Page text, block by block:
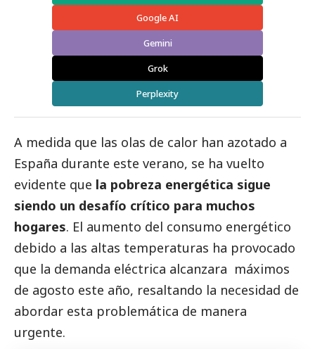
Google AI
Gemini
Grok
Perplexity
A medida que las olas de calor han azotado a
España durante este verano, se ha vuelto
evidente que la pobreza energética sigue
siendo un desafío crítico para muchos
hogares. El aumento del consumo energético
debido a las altas temperaturas ha provocado
que la demanda eléctrica alcanzara máximos
de agosto este año, resaltando la necesidad de
abordar esta problemática de manera
urgente.